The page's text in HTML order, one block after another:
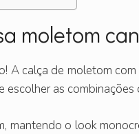
moletom
A calça de moletom
as combinações
mantendo o look